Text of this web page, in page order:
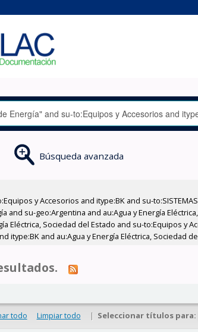
Búsqueda avanzada
y Accesorios and itype:BK and su-
su-geo:Argentina and au:Agua y Energía
Eléctrica, Sociedad del Estado and su-to:Equipos y
itype:BK and au:Agua y Energía Eléctrica, Sociedad
todo Limpiar todo | Seleccionar títulos para: